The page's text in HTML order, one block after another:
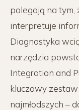
polegają na tym,
interpretuje
Diagnostyka
narzędzia
Integration and
kluczowy
najmłodszych –